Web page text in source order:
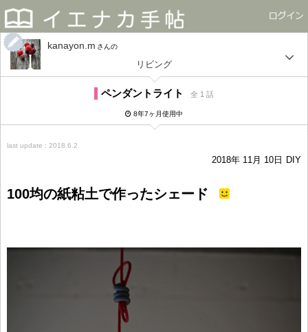
kanayon.m さん
リビング
ペンダントライト 全 1 話
8年7ヶ月使用中
last update : 2018.6.2
2018年 11月 10日 DIY
100均の紙粘土で作ったシェード